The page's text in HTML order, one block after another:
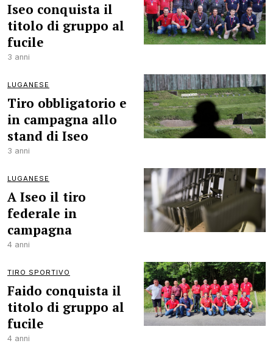
Iseo conquista il
titolo di gruppo al
fucile
3 anni
LUGANESE
Tiro obbligatorio e
in campagna allo
stand di Iseo
3 anni
LUGANESE
A Iseo il tiro
federale in
campagna
4 anni
TIRO SPORTIVO
Faido conquista il
titolo di gruppo al
fucile
4 anni